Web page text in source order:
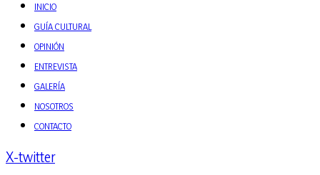
INICIO
GUÍA CULTURAL
OPINIÓN
ENTREVISTA
GALERÍA
NOSOTROS
CONTACTO
X-twitter